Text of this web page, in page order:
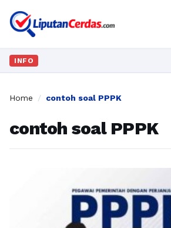
INFO
Home / contoh soal PPPK
contoh soal PPPK